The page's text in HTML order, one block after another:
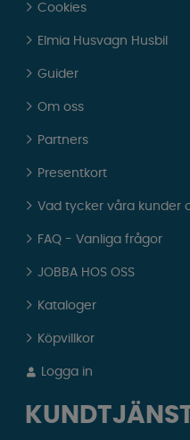
Cookies
Elmia Husvagn Husbil
Guider
Om oss
Partners
Presentkort
Vad tycker våra kunder
FAQ - Vanliga frågor
JOBBA HOS OSS
Kataloger
Köpvillkor
Logga in